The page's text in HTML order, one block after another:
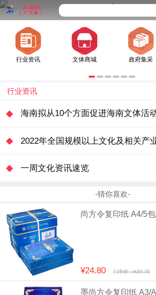
行业资讯 文体商城 政府集采
行业资讯
海南拟从10个方面促进海南文体活
一周文化资讯速览
-猜你喜欢-
尚方令复印纸 A4/5
¥24.80 门市价：¥29.75
墨尚方令复印纸 A3/